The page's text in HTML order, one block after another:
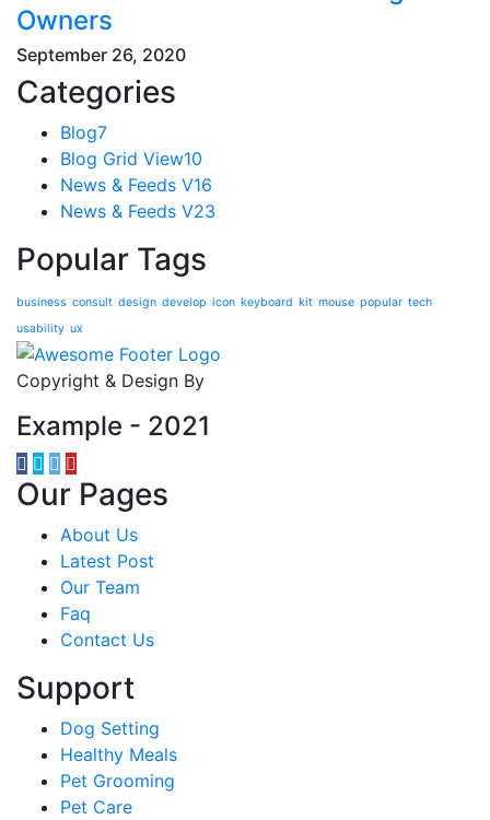
Owners
September 26, 2020
Categories
Blog7
Blog Grid View10
News & Feeds V16
News & Feeds V23
Popular Tags
business consult design develop icon keyboard kit mouse popular tech
usability ux
Copyright & Design By
Example - 2021
Our Pages
About Us
Latest Post
Our Team
Faq
Contact Us
Support
Dog Setting
Healthy Meals
Pet Grooming
Pet Care